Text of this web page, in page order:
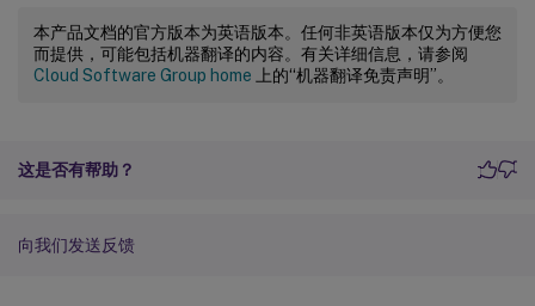
本产品文档的官方版本为英语版本。任何非英语版本仅为方便您
而提供，可能包括机器翻译的内容。有关详细信息，请参阅
Cloud Software Group home 上的“机器翻译免责声明”。
这是否有帮助？
向我们发送反馈